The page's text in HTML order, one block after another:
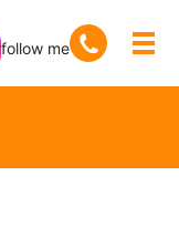
follow me